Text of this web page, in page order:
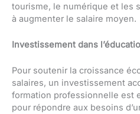
tourisme, le numérique et les
à augmenter le salaire moyen.
Investissement dans
Pour soutenir la croissance
salaires, un investissement
formation professionnelle est
pour répondre aux besoins